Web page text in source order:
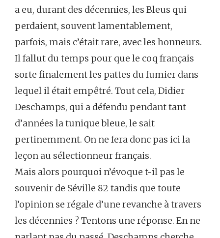
a eu, durant des décennies, les Bleus qui
perdaient, souvent lamentablement,
parfois, mais c’était rare, avec les honneurs.
Il fallut du temps pour que le coq français
sorte finalement les pattes du fumier dans
lequel il était empêtré. Tout cela, Didier
Deschamps, qui a défendu pendant tant
d’années la tunique bleue, le sait
pertinemment. On ne fera donc pas ici la
leçon au sélectionneur français.
Mais alors pourquoi n’évoque t-il pas le
souvenir de Séville 82 tandis que toute
l’opinion se régale d’une revanche à travers
les décennies ? Tentons une réponse. En ne